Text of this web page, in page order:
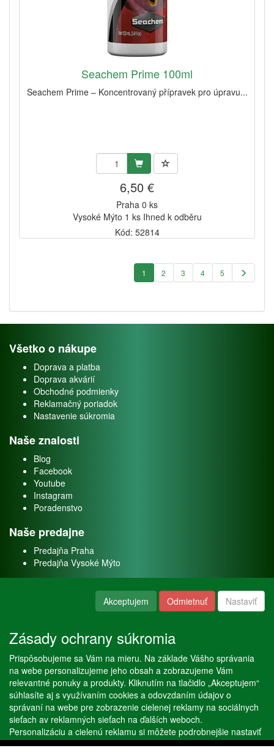
Seachem Prime 100ml
Seachem Prime – Koncentrovaný přípravek pro úpravu...
6,50 €
Praha 0 ks
Vysoké Mýto 1 ks Ihned k odběru
Kód: 52814
1 2 3 4 5
Všetko o nákupe
Doprava a platba
Doprava akvárií
Obchodné podmienky
Reklamačný poriadok
Nastavenie súkromia
Naše znalosti
Blog
Facebook
Youtube
Instagram
Poradenstvo
Naše predajne
Predajňa Praha
Predajňa Vysoké Mýto
Naše služby
Servis
Predaj akváriových rýb
Predaj akváriových rastlín
Copyright © Stöckl spol. s r. o. 2020, powered byABRA E-shop
Akceptujem Odmietnuť Nastaviť
Zásady ochrany súkromia
Prispôsobujeme sa Vám na mieru. Na základe Vášho správania
na webe personalizujeme jeho obsah a zobrazujeme Vám
relevantné ponuky a produkty. Kliknutím na tlačidlo „Akceptujem“
súhlasíte aj s využívaním cookies a odovzdaním údajov o
správaní na webe pre zobrazenie cielenej reklamy na sociálnych
sieťach av reklamných sieťach na ďalších weboch.
Personalizáciu a cielenú reklamu si môžete podrobnejšie nastaviť
alebo kedykoľvek vypnúť po kliknutí na tlačidlo „Nastaviť“.